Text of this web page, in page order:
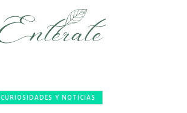
CURIOSIDADES Y NOTICIAS